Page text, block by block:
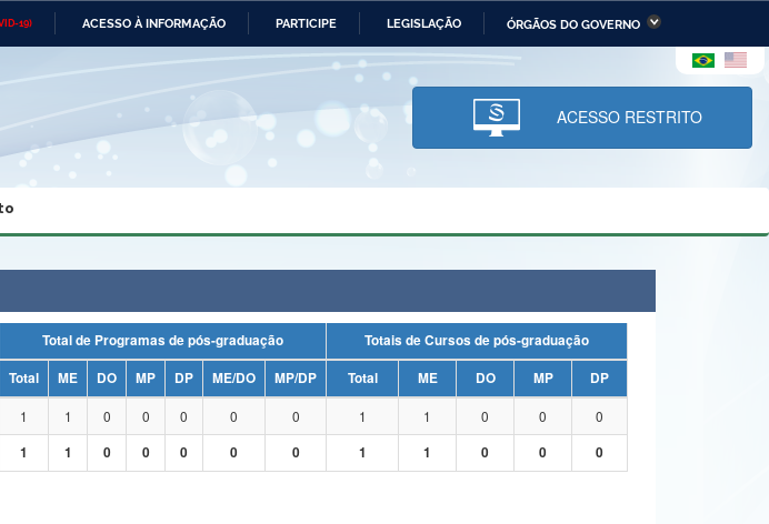
19) ACESSO À INFORMAÇÃO PARTICIPE LEGISLAÇÃO ÓRGÃOS DO GOVERNO
Ministério das Relações Ministério da Economia Ministério da Infraestrutura
Ministério da Ciência,
Tecnologia, Inovações e
Comunicações
e dos Direitos Humanos
Banco Central do Brasil Planalto
ACESSO RESTRITO
Total de Programas de pós-graduação
Totais de Cursos de pós-graduação
Total ME DO MP DP ME/DO MP/DP Total ME DO MP
DP
1 1 0 0 0 0 0 1 1 0 0
0
1 1 0 0 0 0 0 1 1 0 0 0